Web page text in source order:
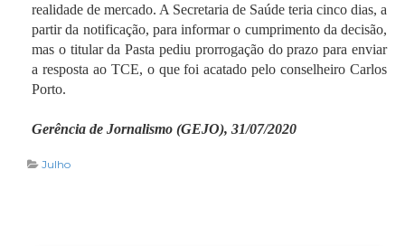
realidade de mercado. A Secretaria de Saúde teria cinco dias, a
partir da notificação, para informar o cumprimento da decisão,
mas o titular da Pasta pediu prorrogação do prazo para enviar
a resposta ao TCE, o que foi acatado pelo conselheiro Carlos
Porto.
Gerência de Jornalismo (GEJO), 31/07/2020
Julho